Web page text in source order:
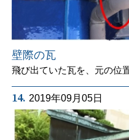
壁際の瓦
飛び出ていた瓦を、元の位
14. 2019年09月05日